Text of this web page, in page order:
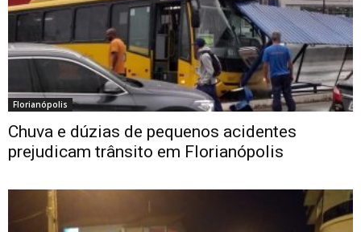
Florianópolis
Chuva e dúzias de pequenos acidentes
prejudicam trânsito em Florianópolis